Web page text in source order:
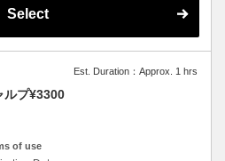
のお手入れもついてるのですっきり爽や
印象になります！！
Select
Est. Duration：Approx. 1 hrs
ルプ¥3300
of use